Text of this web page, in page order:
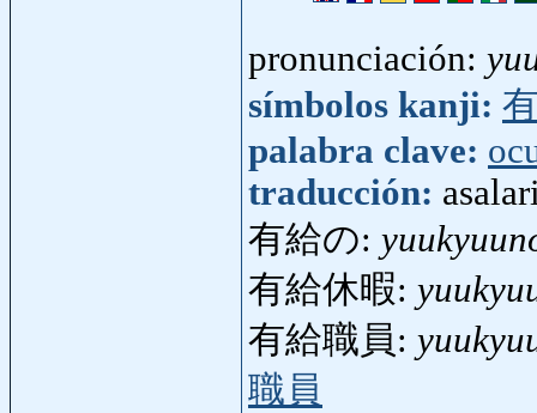
pronunciación:
símbolos kanji:
palabra clave:
traducción:
有給の:
有給休暇:
有給職員:
職員